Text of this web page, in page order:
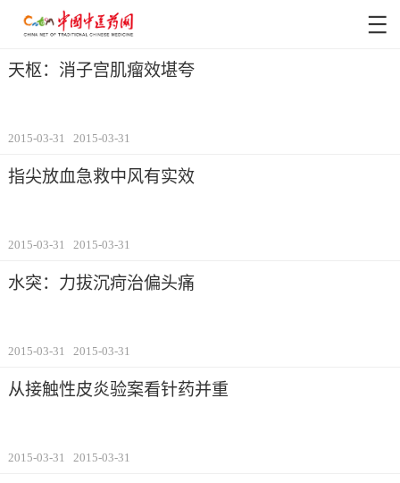
天枢：消子宫肌瘤效堪夸
2015-03-31 2015-03-31
指尖放血急救中风有实效
2015-03-31 2015-03-31
水突：力拔沉疴治偏头痛
2015-03-31 2015-03-31
从接触性皮炎验案看针药并重
2015-03-31 2015-03-31